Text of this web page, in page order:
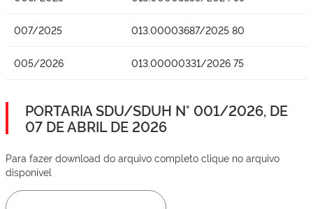
007/2025 013.00003687/2025 80
005/2026 013.00000331/2026 75
PORTARIA SDU/SDUH N° 001/2026, DE
07 DE ABRIL DE 2026
Para fazer download do arquivo completo clique no arquivo
disponível